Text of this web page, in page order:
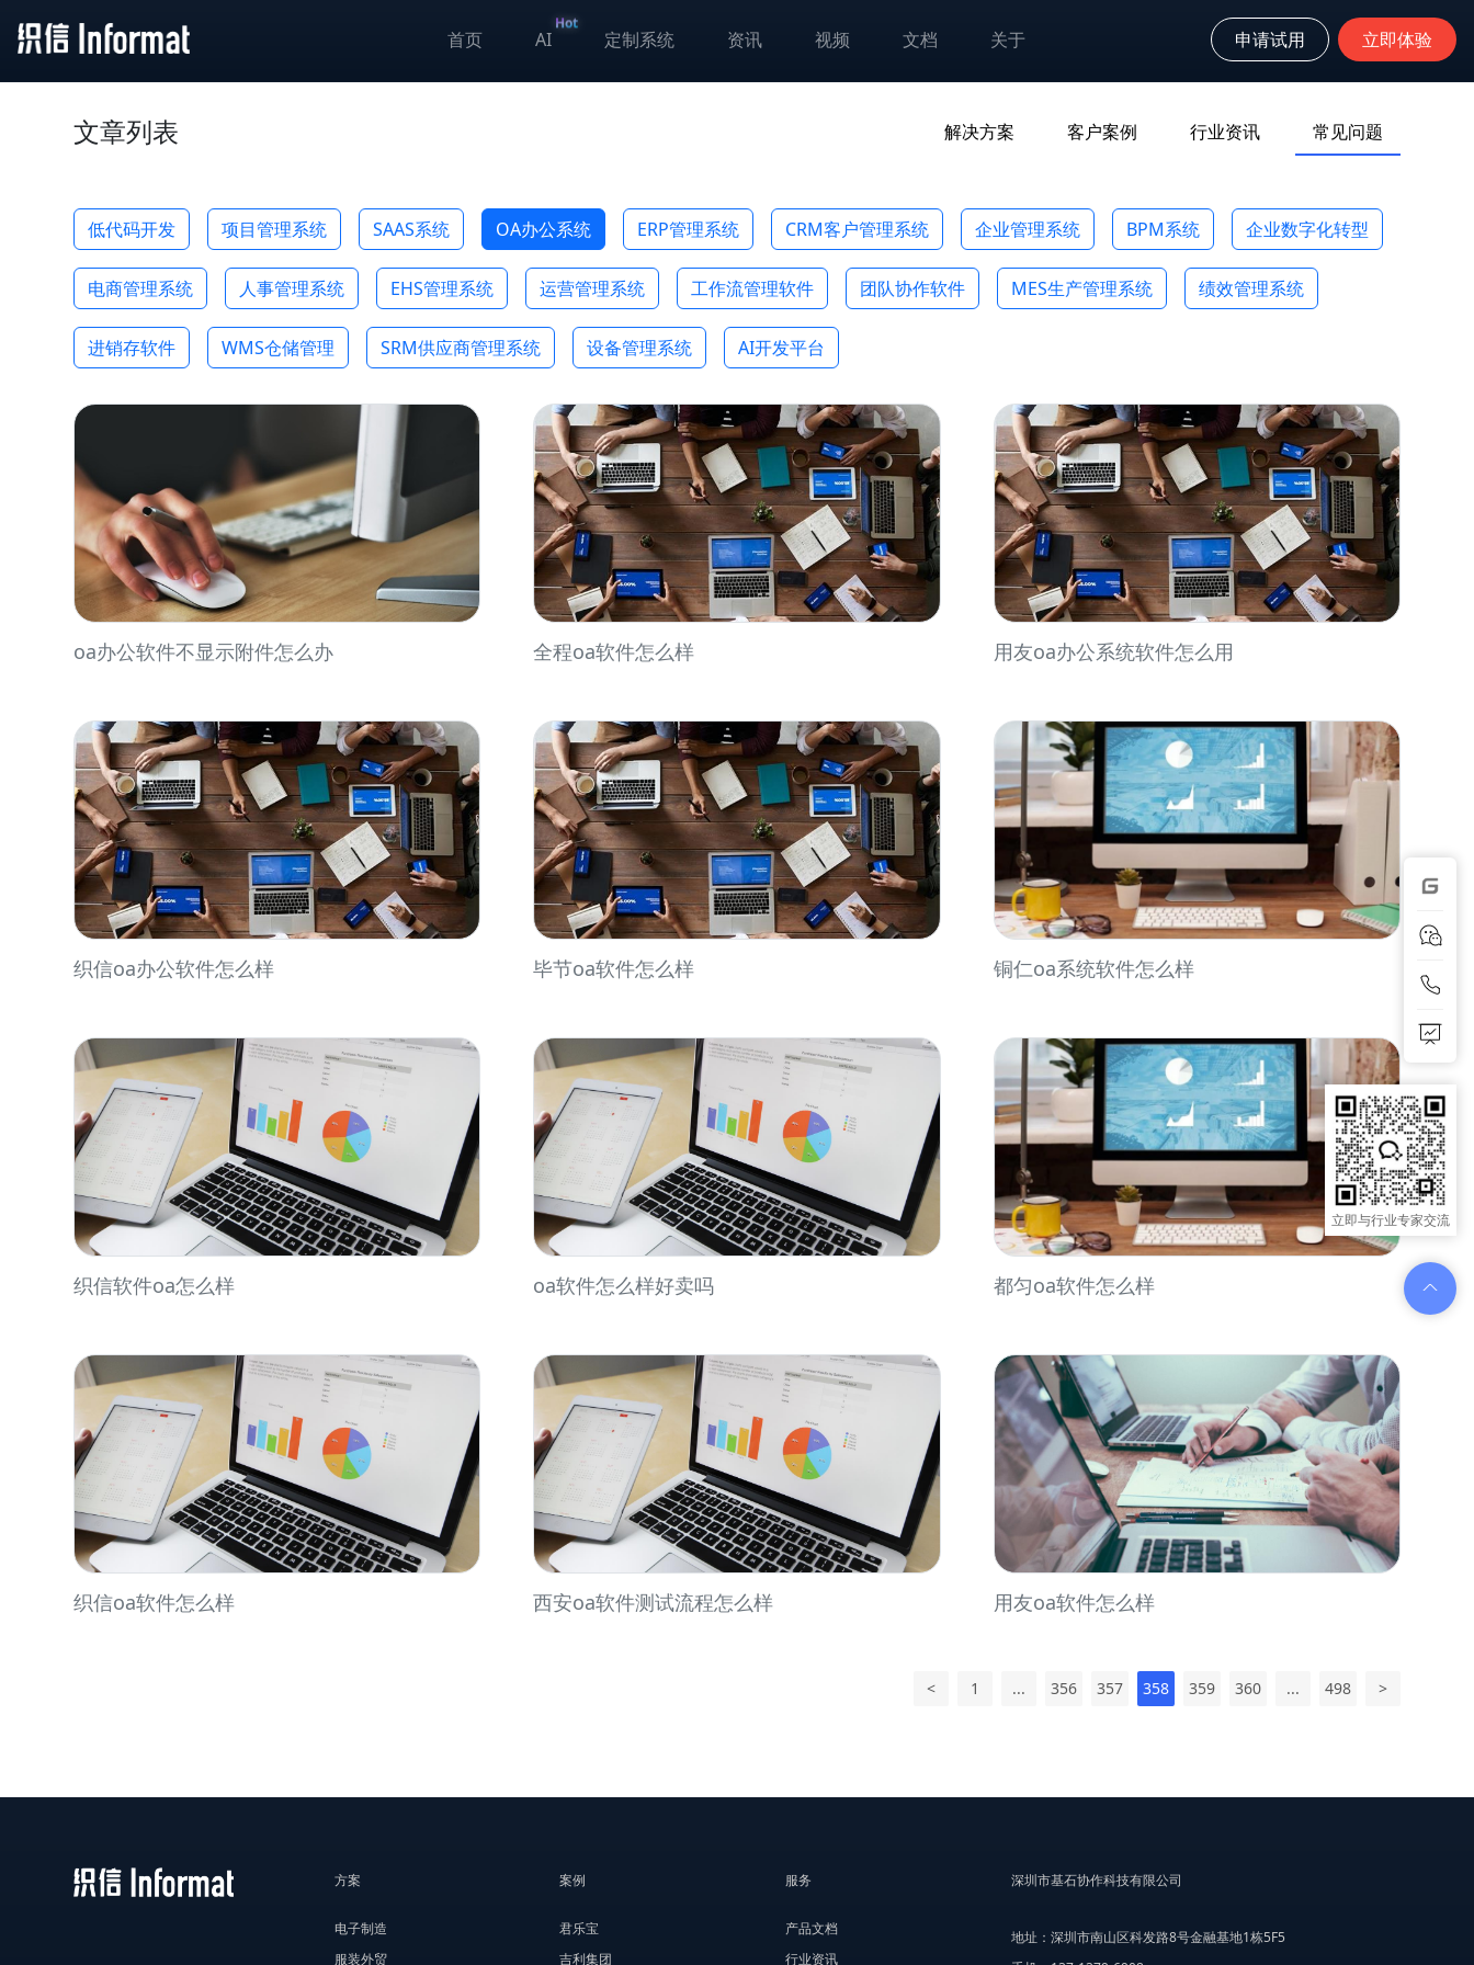
首页 AI
Hot
定制系统 资讯 视频 文档 关于 申请试用 立即体验
文章列表 解决方案 客户案例 行业资讯 常见问题
低代码开发 项目管理系统 SAAS系统 OA办公系统 ERP管理系统 CRM客户管理系统 企业管理系统 BPM系统 企业数字化转型
电商管理系统 人事管理系统 EHS管理系统 运营管理系统 工作流管理软件 团队协作软件 MES生产管理系统 绩效管理系统
进销存软件 WMS仓储管理 SRM供应商管理系统 设备管理系统 AI开发平台
oa办公软件不显示附件怎么办 全程oa软件怎么样 用友oa办公系统软件怎么用
织信oa办公软件怎么样 毕节oa软件怎么样 铜仁oa系统软件怎么样
织信软件oa怎么样 oa软件怎么样好卖吗 都匀oa软件怎么样
织信oa软件怎么样 西安oa软件测试流程怎么样 用友oa软件怎么样
< 1 ... 356 357 358 359 360 ... 498 >
方案
电子制造
服装外贸
案例
君乐宝
吉利集团
服务
产品文档
行业资讯
深圳市基石协作科技有限公司
地址：深圳市南山区科发路8号金融基地1栋5F5
立即与行业专家交流